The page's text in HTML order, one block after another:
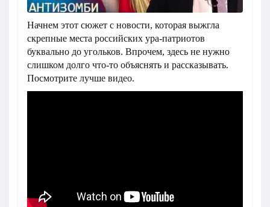
Начнем этот сюжет с новости, которая выжгла
скрепные места российских ура-патриотов
буквально до угольков. Впрочем, здесь не нужно
слишком долго что-то объяснять и рассказывать.
Посмотрите лучше видео.